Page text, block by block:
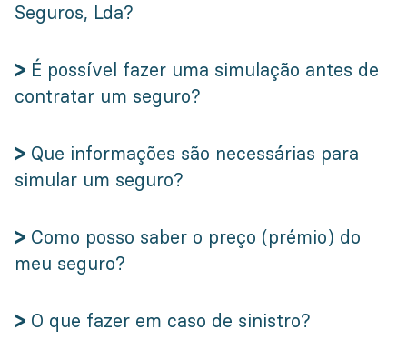
Seguros, Lda?
> É possível fazer uma simulação antes de
contratar um seguro?
> Que informações são necessárias para
simular um seguro?
> Como posso saber o preço (prémio) do
meu seguro?
> O que fazer em caso de sinistro?